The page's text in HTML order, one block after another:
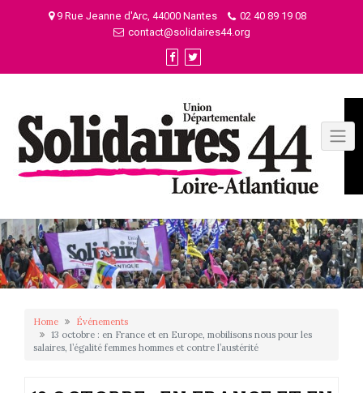
9 Rue Jeanne d'Arc, 44000 Nantes
02 40 89 19 08
contact@solidaires44.org
Home
Événements
13 octobre : en France et en Europe, mobilisons nous pour les
salaires, l’égalité femmes hommes et contre l’austérité